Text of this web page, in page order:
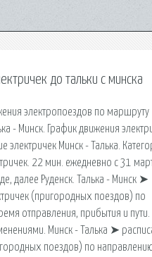
до тальки с минска
электропоездов по маршруту
- Минск. График движения
электричек Минск - Талька.
22 мин. ежедневно с 31
далее Руденск. Талька - Минск ➤
(пригородных поездов) по
отправления, прибытия и пути.
Минск - Талька ➤
поездов) по